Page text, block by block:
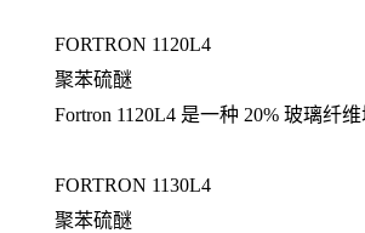
FORTRON 1120L4
聚苯硫醚
Fortron 1120L4 是一种 20% 玻璃纤维
FORTRON 1130L4
聚苯硫醚